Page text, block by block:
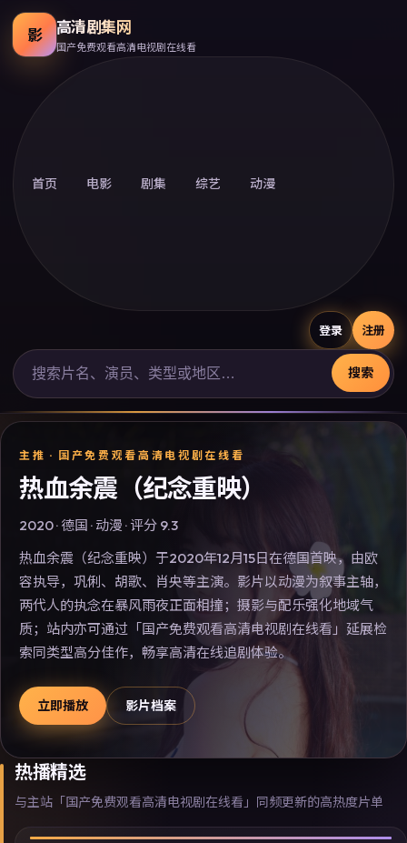
影 高清剧集网
国产免费观看高清电视剧在线看
首页 电影 剧集 综艺 动漫
登录 注册
搜索
主推 · 国产免费观看高清电视剧在线看
热血余震（纪念重映）
2020· 德国 · 动漫 · 评分 9.3
热血余震（纪念重映）于2020年12月15日在德国首映，由欧
容执导，巩俐、胡歌、肖央等主演。影片以动漫为叙事主轴，
两代人的执念在暴风雨夜正面相撞；摄影与配乐强化地域气
质；站内亦可通过「国产免费观看高清电视剧在线看」延展检
索同类型高分佳作，畅享高清在线追剧体验。
立即播放 影片档案
热播精选
与主站「国产免费观看高清电视剧在线看」同频更新的高热度片单